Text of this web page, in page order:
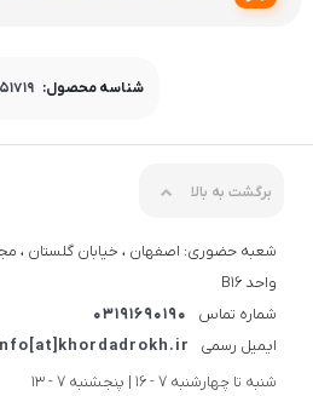
شناسه محصول:
برگشت به بالا
شعبه حضوری: اصفهان ، خیابان گلستان ،
واحد B16
شماره تماس
03191690190
ایمیل رسمی
شنبه تا چهارشنبه 7 - 16 | پنجشنبه 7 - 13